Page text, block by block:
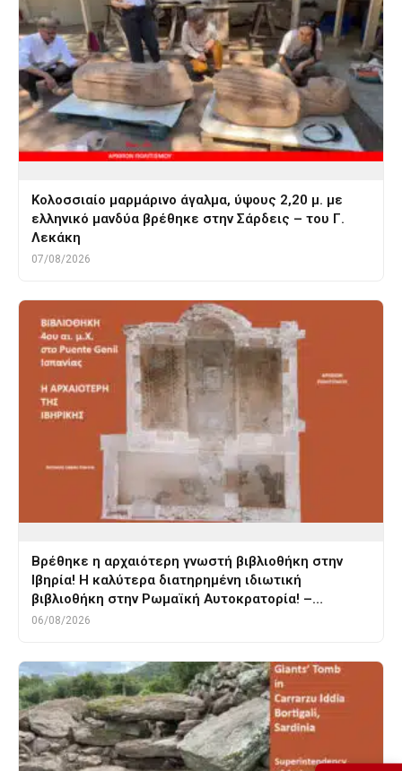
Κολοσσιαίο μαρμάρινο άγαλμα, ύψους 2,20 μ. με
ελληνικό μανδύα βρέθηκε στην Σάρδεις – του Γ.
Λεκάκη
07/08/2026
Βρέθηκε η αρχαιότερη γνωστή βιβλιοθήκη στην
Ιβηρία! Η καλύτερα διατηρημένη ιδιωτική
βιβλιοθήκη στην Ρωμαϊκή Αυτοκρατορία! –…
06/08/2026